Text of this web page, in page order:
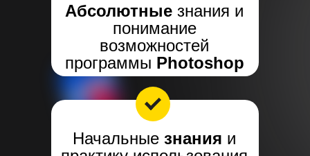
Абсолютные знания и
понимание
возможностей
программы Photoshop
Начальные знания и